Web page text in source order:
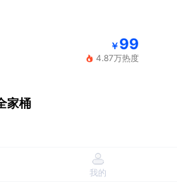
￥99
4.87万热度
家桶
￥
我的